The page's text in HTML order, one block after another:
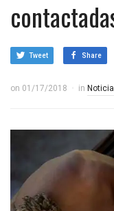
Tweet Share
on 01/17/2018 in